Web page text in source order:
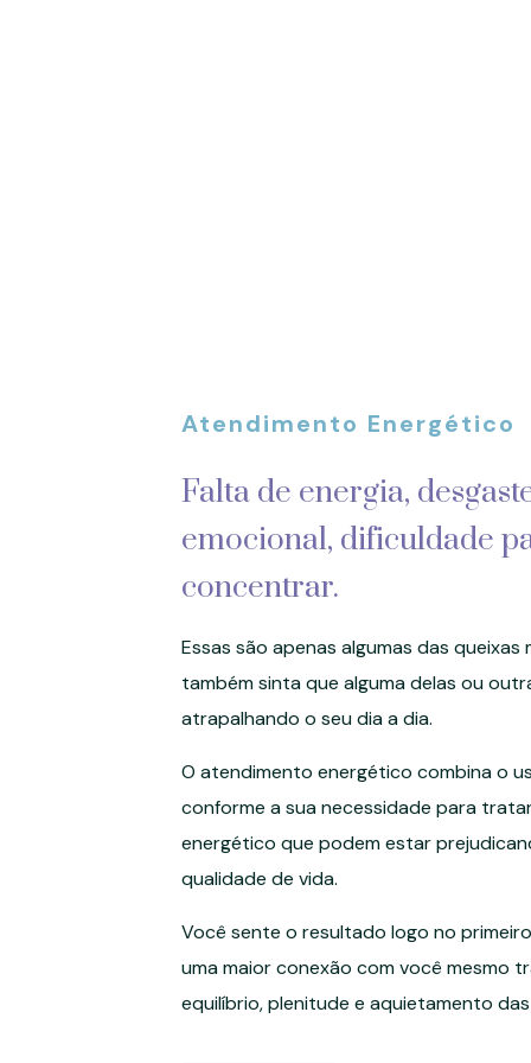
Atendimento Energético
Falta de energia,
emocional, dificuldade
concentrar.
Essas são apenas algumas das
também sinta que alguma delas ou
atrapalhando o seu dia a dia.
O atendimento energético combina o
conforme a sua necessidade para
energético que podem estar
qualidade de vida.
Você sente o resultado logo no
uma maior conexão com você mesmo
equilíbrio, plenitude e aquietamento